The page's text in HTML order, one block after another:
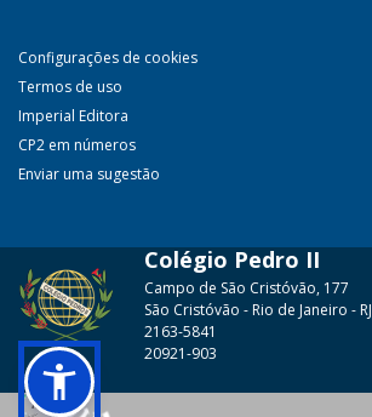
Configurações de cookies
Termos de uso
Imperial Editora
CP2 em números
Enviar uma sugestão
Colégio Pedro II
Campo de São Cristóvão, 177
São Cristóvão - Rio de Janeiro - RJ
2163-5841
20921-903